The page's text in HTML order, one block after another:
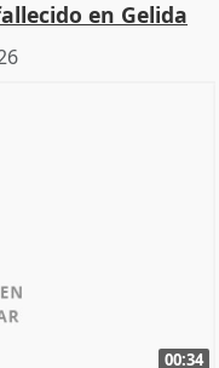
en Gelida
00:34